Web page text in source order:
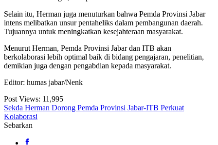
Selain itu, Herman juga menuturkan bahwa Pemda Provinsi Jabar
intens melibatkan unsur pentaheliks dalam pembangunan daerah.
Tujuannya untuk meningkatkan kesejahteraan masyarakat.
Menurut Herman, Pemda Provinsi Jabar dan ITB akan
berkolaborasi lebih optimal baik di bidang pengajaran, penelitian,
demikian juga dengan pengabdian kepada masyarakat.
Editor: humas jabar/Nenk
Post Views: 11,995
Sekda Herman Dorong Pemda Provinsi Jabar-ITB Perkuat
Kolaborasi
Sebarkan